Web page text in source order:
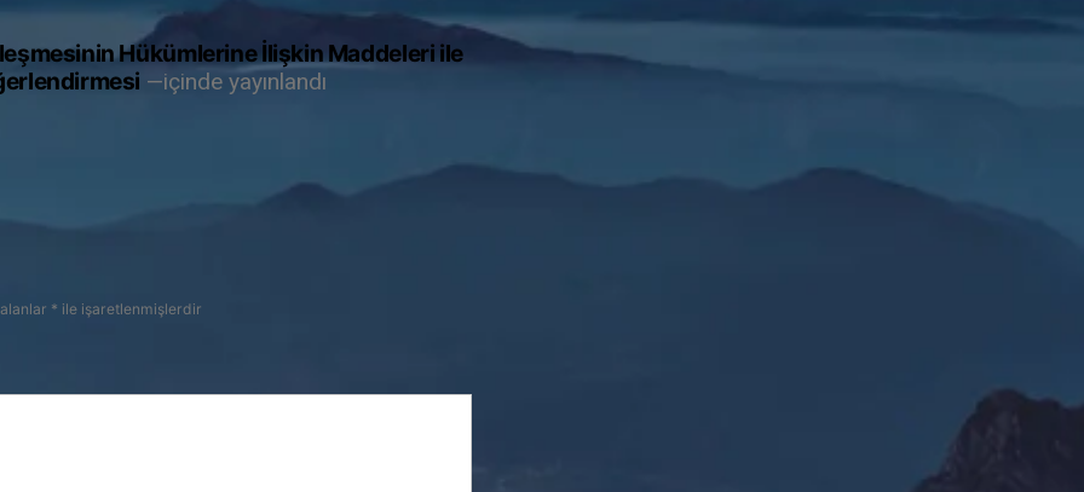
Hükümlerine İlişkin Maddeleri ile
içinde yayınlandı
* ile işaretlenmişlerdir